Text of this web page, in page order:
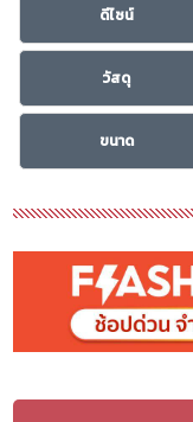
ดีไซน์
วัสดุ
ขนาด